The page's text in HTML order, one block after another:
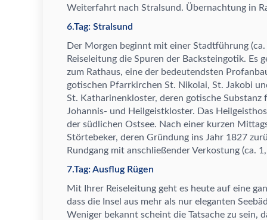
Weiterfahrt nach Stralsund. Übernachtung in
6.Tag: Stralsund
Der Morgen beginnt mit einer Stadtführung
Reiseleitung die Spuren der Backsteingotik. Es
zum Rathaus, eine der bedeutendsten
gotischen Pfarrkirchen St. Nikolai, St. Jakobi
St. Katharinenkloster, deren gotische Substanz
Johannis- und Heilgeistkloster. Das
der südlichen Ostsee. Nach einer kurzen
Störtebeker, deren Gründung ins Jahr 1827 zurü
Rundgang mit anschließender Verkostung (ca.
7.Tag: Ausflug Rügen
Mit Ihrer Reiseleitung geht es heute auf eine
dass die Insel aus mehr als nur eleganten Seebä
Weniger bekannt scheint die Tatsache zu sein,